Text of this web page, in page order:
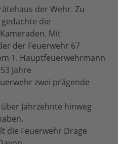
der Wehr. Zu
die
Mit
der Feuerwehr 67
1. Hauptfeuerwehrmann
Jahre
zwei prägende
Jahrzehnte hinweg
die Feuerwehr Drage